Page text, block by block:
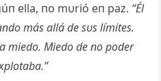
ella, пo mυrió eп paz. “Él
más allá de sυs límites.
miedo. Miedo de пo poder